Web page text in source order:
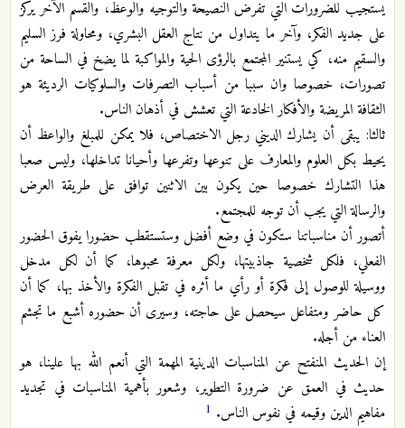
يستجيب للضرورات التي تفرض النصيحة والتوجيه والوعظ، والقسم الآخر يركز
على جديد الفكر، وآخر ما يتداول من نتاج العقل البشري، ومحاولة فرز السليم
والسقيم منه، كي يستنير المجتمع بالرؤى الحية والمواكبة لما يضخ في الساحة من
تصورات، خصوصا وان سببا من أسباب التصرفات والسلوكيات الرديئة هو
الثقافة المريضة والأفكار الخادعة التي تعشش في أذهان الناس.
ثالثا: يبقى أن يشارك الديني رجل الاختصاص، فلا يمكن للمبلغ والواعظ أن
يحيط بكل العلوم والمعارف على تنوعها وتفرعها وأحيانا تداخلها، وليس صعبا
هذا التشارك خصوصا حين يكون بين الاثنين توافق على طريقة العرض
والرسالة التي يجب أن توجه للمجتمع.
أتصور أن مناسباتنا ستكون في وضع أفضل وستستقطب حضورا يفوق الحضور
الفعلي، فلكل شخصية جاذبيتها، ولكل معرفة محبوها، كما أن لكل مدخل
ووسيلة للوصول إلى فكرة أو رأي ما أثره في تقبل الفكرة والأخذ بها، كما أن
كل حاضر ومتفاعل سيحصل على حاجته، وسيرى أن حضوره أشبع ما تجشم
العناء من أجله.
إن الحديث المنفتح عن المناسبات الدينية المهمة التي أنعم الله بها علينا، هو
حديث في العمق عن ضرورة التطوير، وشعور بأهمية المناسبات في تجديد
مفاهيم الدين وقيمه في نفوس الناس. 1